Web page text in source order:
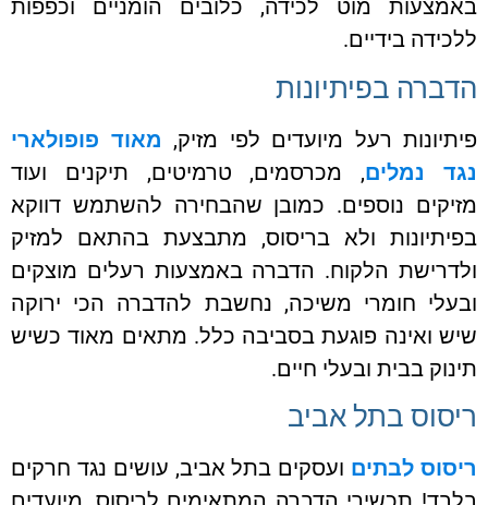
באמצעות מוט לכידה, כלובים הומניים וכפפות
ללכידה בידיים.
הדברה בפיתיונות
פיתיונות רעל מיועדים לפי מזיק, מאוד פופולארי
נגד נמלים, מכרסמים, טרמיטים, תיקנים ועוד
מזיקים נוספים. כמובן שהבחירה להשתמש דווקא
בפיתיונות ולא בריסוס, מתבצעת בהתאם למזיק
ולדרישת הלקוח. הדברה באמצעות רעלים מוצקים
ובעלי חומרי משיכה, נחשבת להדברה הכי ירוקה
שיש ואינה פוגעת בסביבה כלל. מתאים מאוד כשיש
תינוק בבית ובעלי חיים.
ריסוס בתל אביב
ריסוס לבתים ועסקים בתל אביב, עושים נגד חרקים